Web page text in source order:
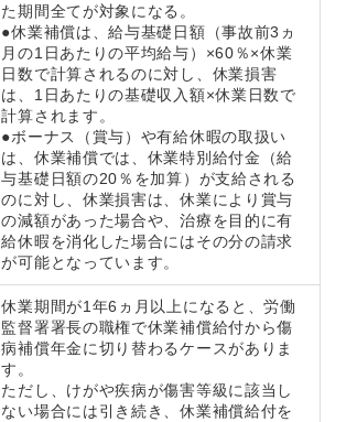
た期間全てが対象になる。
●休業補償は、給与基礎日額（事故前3ヵ
月の1日あたりの平均給与）×60％×休業
日数で計算されるのに対し、休業損害
は、1日あたりの基礎収入額×休業日数で
計算されます。
●ボーナス（賞与）や有給休暇の取扱い
は、休業補償では、休業特別給付金（給
与基礎日額の20％を加算）が支給される
のに対し、休業損害は、休業により賞与
の減額があった場合や、治療を目的に有
給休暇を消化した場合にはその分の請求
が可能となっています。
休業期間が1年6ヵ月以上になると、労働
監督署署長の職権で休業補償給付から傷
病補償年金に切り替わるケースがありま
す。
ただし、けがや疾病が傷害等級に該当し
ない場合には引き続き、休業補償給付を